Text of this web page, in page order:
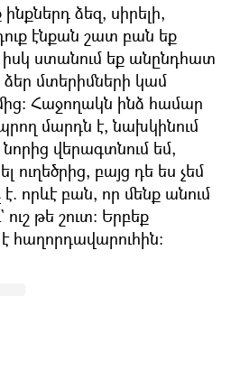
ձեզ, սիրելի,
էնքան շատ բան եք
իսկ ստանում եք անընդհատ
ձեր մտերիմների կամ
Հաջողակն ինձ համար
մարդն է, նախկինում
վերագտնում եմ,
ուղեծրից, բայց դե ես չեմ
որևէ բան, որ մենք անում
ուշ թե շուտ: Երբեք
հաղորդավարուհին: